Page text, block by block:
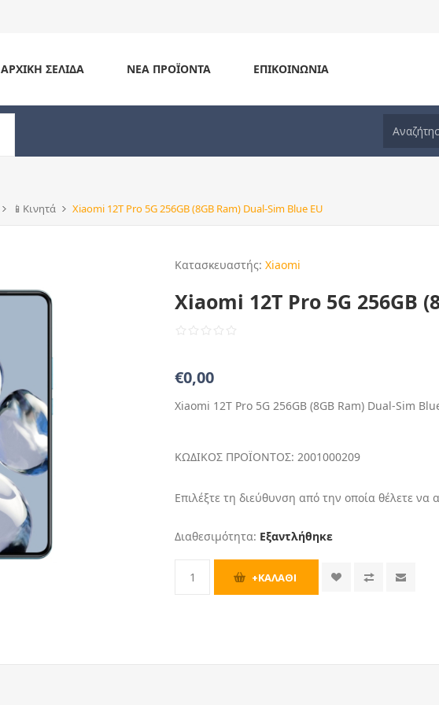
ΑΡΧΙΚΉ ΣΕΛΊΔΑ ΝΈΑ ΠΡΟΪΌΝΤΑ ΕΠΙΚΟΙΝΩΝΊΑ
📱Κινητά Xiaomi 12T Pro 5G 256GB (8GB Ram) Dual-Sim Blue EU
Κατασκευαστής: Xiaomi
Xiaomi 12T Pro 5G 256GB
€0,00
Xiaomi 12T Pro 5G 256GB (8GB Ram) Dual-Sim
ΚΩΔΙΚΟΣ ΠΡΟΪΟΝΤΟΣ: 2001000209
Επιλέξτε τη διεύθυνση από την οποία θέλετε να
Διαθεσιμότητα: Εξαντλήθηκε